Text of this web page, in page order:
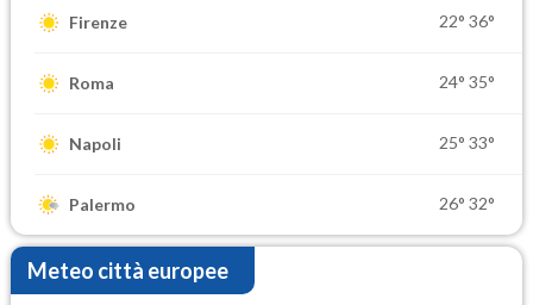
Firenze 22° 36°
Roma 24° 35°
Napoli 25° 33°
Palermo 26° 32°
Meteo città europee